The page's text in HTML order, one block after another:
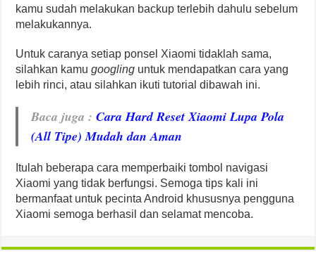
kamu sudah melakukan backup terlebih dahulu sebelum
melakukannya.
Untuk caranya setiap ponsel Xiaomi tidaklah sama,
silahkan kamugoogling untuk mendapatkan cara yang
lebih rinci, atau silahkan ikuti tutorial dibawah ini.
Baca juga :Cara Hard Reset Xiaomi Lupa Pola
(All Tipe) Mudah dan Aman
Itulah beberapa cara memperbaiki tombol navigasi
Xiaomi yang tidak berfungsi. Semoga tips kali ini
bermanfaat untuk pecinta Android khususnya pengguna
Xiaomi semoga berhasil dan selamat mencoba.